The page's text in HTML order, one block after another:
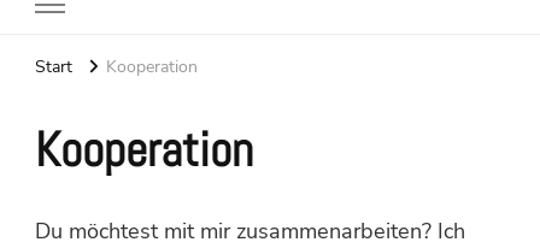
Start Kooperation
Kooperation
Du möchtest mit mir zusammenarbeiten? Ich